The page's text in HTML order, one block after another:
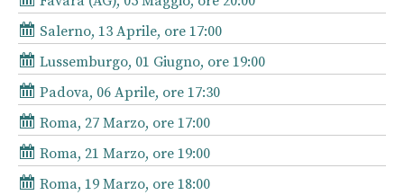
Salerno, 13 Aprile, ore 17:00
Lussemburgo, 01 Giugno, ore 19:00
Padova, 06 Aprile, ore 17:30
Roma, 27 Marzo, ore 17:00
Roma, 21 Marzo, ore 19:00
Roma, 19 Marzo, ore 18:00